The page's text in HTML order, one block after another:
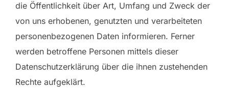
die Öffentlichkeit über Art, Umfang und Zweck der
von uns erhobenen, genutzten und verarbeiteten
personenbezogenen Daten informieren. Ferner
werden betroffene Personen mittels dieser
Datenschutzerklärung über die ihnen zustehenden
Rechte aufgeklärt.